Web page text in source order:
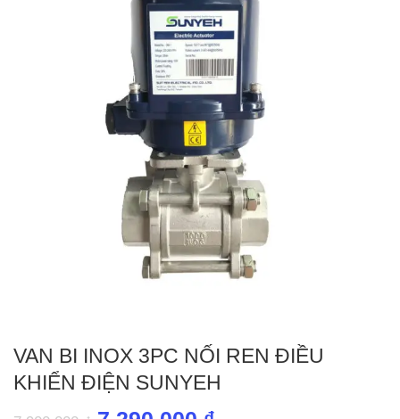
VAN BI INOX 3PC NỐI REN ĐIỀU
KHIỂN ĐIỆN SUNYEH